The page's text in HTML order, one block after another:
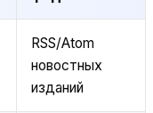
RSS/Atom
новостных
изданий